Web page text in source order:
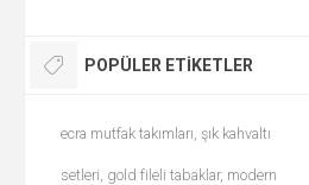
POPÜLER ETIKETLER
ecra mutfak takımları, şık kahvaltı
setleri, gold fileli tabaklar, modern